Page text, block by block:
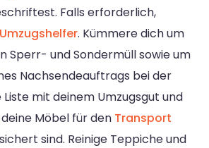
Falls erforderlich,
Umzugshelfer. Kümmere dich um
Sperr- und Sondermüll sowie um
Nachsendeauftrags bei der
Liste mit deinem Umzugsgut und
Möbel für den Transport
sind. Reinige Teppiche und